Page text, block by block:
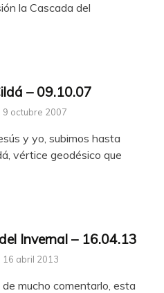
la Cascada del
– 09.10.07
9 octubre 2007
y yo, subimos hasta
vértice geodésico que
Invernal – 16.04.13
16 abril 2013
mucho comentarlo, esta